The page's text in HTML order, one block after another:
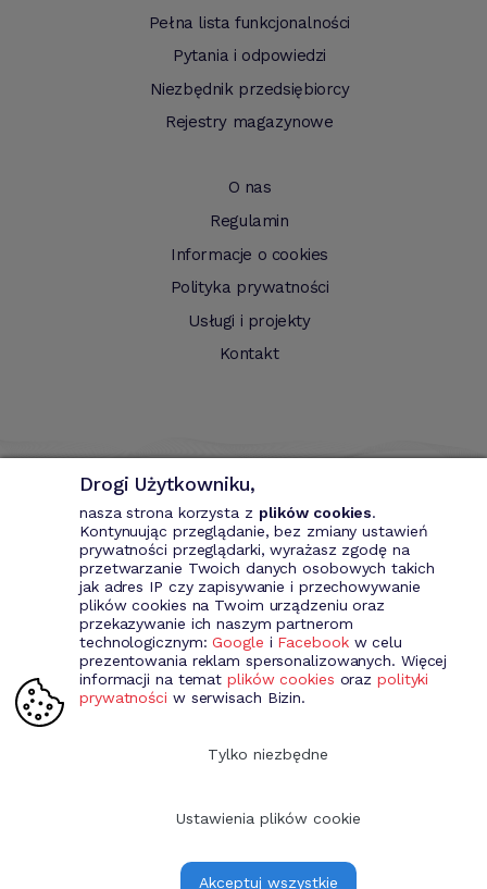
Pełna lista funkcjonalności
Pytania i odpowiedzi
Niezbędnik przedsiębiorcy
Rejestry magazynowe
O nas
Regulamin
Informacje o cookies
Polityka prywatności
Usługi i projekty
Kontakt
Bizin - System wspomagający przedsiębiorce. Wystawianie
dokumentów przychodowych (faktury VAT, fakury marża, faktury
MP, rachunki itd.). Rejestr kontrahentów wraz z rozbudowaną
analizą, gospodarka magazynowa, środki trwale, analiza sprzedaży i
kosztów prowadzenia działalności itd.
Copyright 2009-2026 Bizin Sp. z o.o.
Drogi Użytkowniku,
nasza strona korzysta z plików cookies.
Kontynuując przeglądanie, bez zmiany ustawień
prywatności przeglądarki, wyrażasz zgodę na
przetwarzanie Twoich danych osobowych takich
jak adres IP czy zapisywanie i przechowywanie
plików cookies na Twoim urządzeniu oraz
przekazywanie ich naszym partnerom
technologicznym:Google i Facebookw celu
prezentowania reklam spersonalizowanych. Więcej
informacji na tematplików cookies orazpolityki
prywatności w serwisach Bizin.
Tylko niezbędne
Ustawienia plików cookie
Akceptuj wszystkie